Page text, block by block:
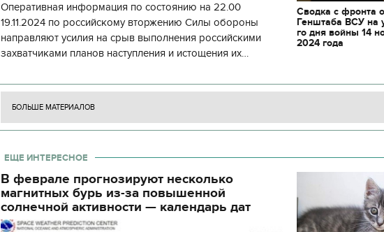
Оперативная информация по состоянию на 22.00
19.11.2024 по российскому вторжению Силы обороны
направляют усилия на срыв выполнения российскими
захватчиками планов наступления и истощения их
боевых ст
Сводка с фронта
Генштаба ВСУ на
го дня войны 14
2024 года
БОЛЬШЕ МАТЕРИАЛОВ
ЕЩЕ ИНТЕРЕСНОЕ
В феврале прогнозируют несколько
магнитных бурь из-за повышенной
солнечной активности — календарь дат
Времена Руси: как выглядят
"Сторожевая застава"